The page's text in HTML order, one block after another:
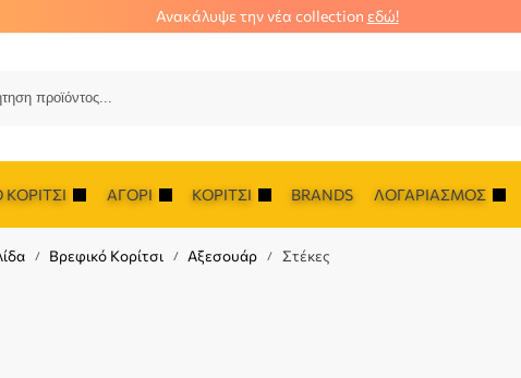
Ανακάλυψε την νέα collection εδώ!
ΑΓΌΡΙ ΚΟΡΊΤΣΙ BRANDS ΛΟΓΑΡΙΑΣΜΌΣ
/ Βρεφικό Κορίτσι / Αξεσουάρ / Στέκες